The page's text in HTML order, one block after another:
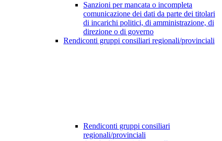
Sanzioni per mancata o incompleta
comunicazione dei dati da parte dei titolari
di incarichi politici, di amministrazione, di
direzione o di governo
Rendiconti gruppi consiliari regionali/provinciali
Rendiconti gruppi consiliari
regionali/provinciali